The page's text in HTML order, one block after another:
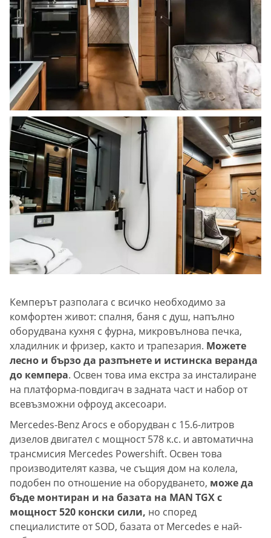
Кемперът разполага с всичко необходимо за
комфортен живот: спалня, баня с душ, напълно
оборудвана кухня с фурна, микровълнова печка,
хладилник и фризер, както и трапезария. Можете
лесно и бързо да разпънете и истинска веранда
до кемпера. Освен това има екстра за инсталиране
на платформа-повдигач в задната част и набор от
всевъзможни офроуд аксесоари.
Mercedes-Benz Arocs е оборудван с 15.6-литров
дизелов двигател с мощност 578 к.с. и автоматична
трансмисия Mercedes Powershift. Освен това
производителят казва, че същия дом на колела,
подобен по отношение на оборудването, може да
бъде монтиран и на базата на MAN TGX с
мощност 520 конски сили, но според
специалистите от SOD, базата от Mercedes е най-